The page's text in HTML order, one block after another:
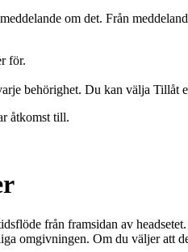
om det. Från
för.
behörighet. Du kan välja Tillåt
åtkomst till.
från framsidan av
omgivningen. Om du väljer att